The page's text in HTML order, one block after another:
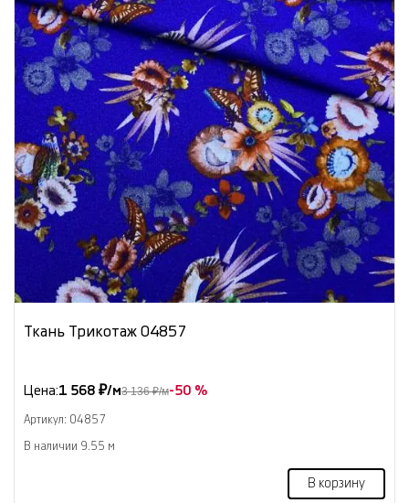
Ткань Трикотаж 04857
Цена:1 568 ₽/м3 136 ₽/м-50 %
Артикул: 04857
В наличии 9.55 м
В корзину